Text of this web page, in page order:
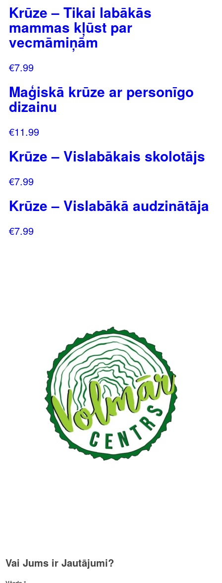
Krūze – Tikai labākās
mammas kļūst par
vecmāmiņām
€7.99
Maģiskā krūze ar personīgo
dizainu
€11.99
Krūze – Vislabākais skolotājs
€7.99
Krūze – Vislabākā audzinātāja
€7.99
Vai Jums ir Jautājumi?